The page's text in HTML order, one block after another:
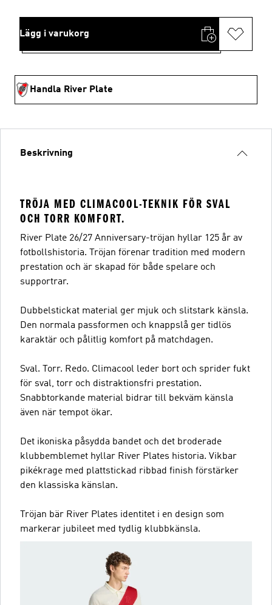
Lägg i varukorg
Handla River Plate
Beskrivning
TRÖJA MED CLIMACOOL-TEKNIK FÖR SVAL
OCH TORR KOMFORT.
River Plate 26/27 Anniversary-tröjan hyllar 125 år av
fotbollshistoria. Tröjan förenar tradition med modern
prestation och är skapad för både spelare och
supportrar.
Dubbelstickat material ger mjuk och slitstark känsla.
Den normala passformen och knappslå ger tidlös
karaktär och pålitlig komfort på matchdagen.
Sval. Torr. Redo. Climacool leder bort och sprider fukt
för sval, torr och distraktionsfri prestation.
Snabbtorkande material bidrar till bekväm känsla
även när tempot ökar.
Det ikoniska påsydda bandet och det broderade
klubbemblemet hyllar River Plates historia. Vikbar
pikékrage med plattstickad ribbad finish förstärker
den klassiska känslan.
Tröjan bär River Plates identitet i en design som
markerar jubileet med tydlig klubbkänsla.